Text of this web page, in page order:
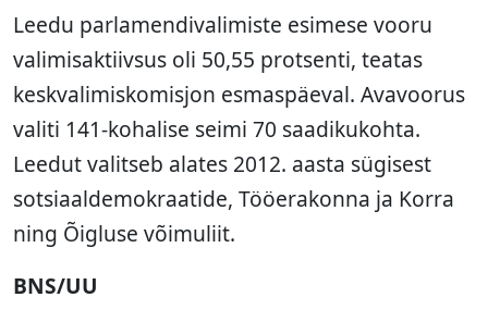
Leedu parlamendivalimiste esimese vooru
valimisaktiivsus oli 50,55 protsenti, teatas
keskvalimiskomisjon esmaspäeval. Avavoorus
valiti 141-kohalise seimi 70 saadikukohta.
Leedut valitseb alates 2012. aasta sügisest
sotsiaaldemokraatide, Tööerakonna ja Korra
ning Õigluse võimuliit.
BNS/UU